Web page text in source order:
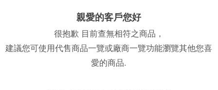
親愛的客戶您好
很抱歉 目前查無相符之商品，
建議您可使用代售商品一覽或廠商一覽功能瀏覽其他您喜
愛的商品.